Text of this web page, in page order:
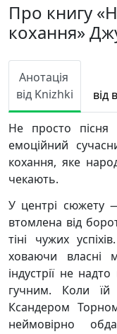
Про книгу
кохання»
Анотація
від Knizhki
від
Не просто
емоційний
кохання, яке
чекають.
У центрі сюжету
втомлена від
тіні чужих
ховаючи власні
індустрії не
гучним. Коли
Ксандером
неймовірно